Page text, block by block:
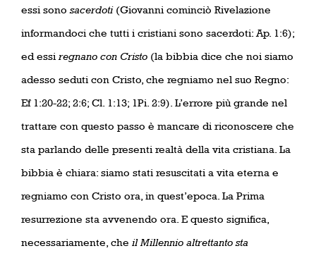
essi sono sacerdoti (Giovanni cominciò Rivelazione
informandoci che tutti i cristiani sono sacerdoti: Ap. 1:6);
ed essi regnano con Cristo (la bibbia dice che noi siamo
adesso seduti con Cristo, che regniamo nel suo Regno:
Ef 1:20-22; 2:6; Cl. 1:13; 1Pi. 2:9). L’errore più grande nel
trattare con questo passo è mancare di riconoscere che
sta parlando delle presenti realtà della vita cristiana. La
bibbia è chiara: siamo stati resuscitati a vita eterna e
regniamo con Cristo ora, in quest’epoca. La Prima
resurrezione sta avvenendo ora. E questo significa,
necessariamente, che il Millennio altrettanto sta